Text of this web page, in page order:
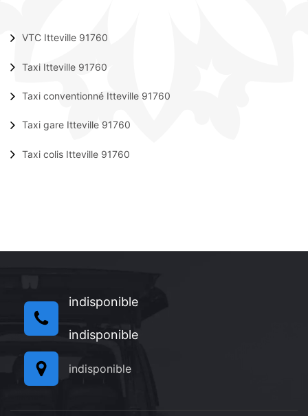
VTC Itteville 91760
Taxi Itteville 91760
Taxi conventionné Itteville 91760
Taxi gare Itteville 91760
Taxi colis Itteville 91760
indisponible
indisponible
indisponible